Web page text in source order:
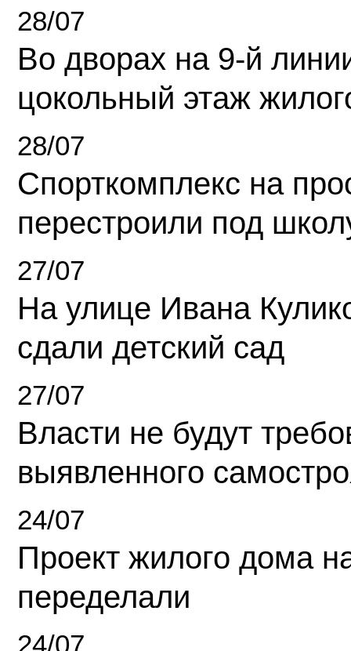
28/07
Во дворах на 9-й
цокольный этаж
28/07
Спорткомплекс на
перестроили под
27/07
На улице Ивана
сдали детский сад
27/07
Власти не будут
выявленного
24/07
Проект жилого дома
переделали
24/07